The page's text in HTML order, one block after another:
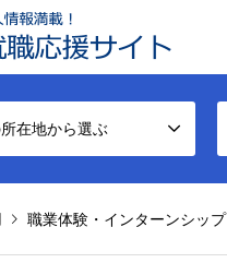
在地から選ぶ
職業体験・インターンシップ